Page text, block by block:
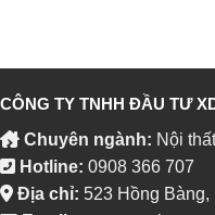
CÔNG TY TNHH ĐẦU TƯ
Chuyên ngành: Nội
Hotline: 0908 366 707
Địa chỉ: 523 Hồng